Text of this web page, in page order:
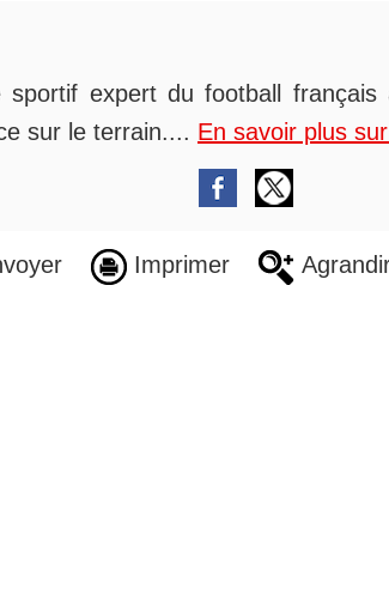
sportif expert du football
sur le terrain.... En savoir plus
Imprimer